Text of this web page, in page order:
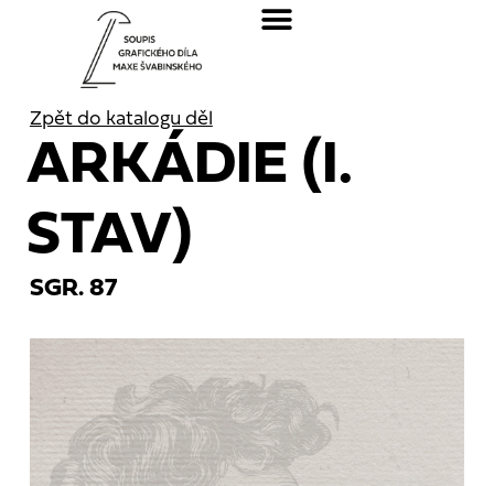
Zpět do katalogu děl
ARKÁDIE (I.
STAV)
SGR. 87